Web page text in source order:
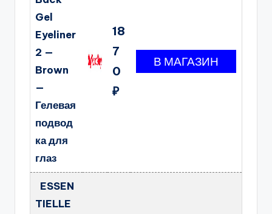
Gel
Eyeliner
2 —
Brown
—
Гелевая
подвод
ка для
глаз
18
7
0
₽
ESSEN
TIELLE